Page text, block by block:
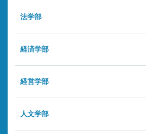
法学部
経済学部
経営学部
人文学部